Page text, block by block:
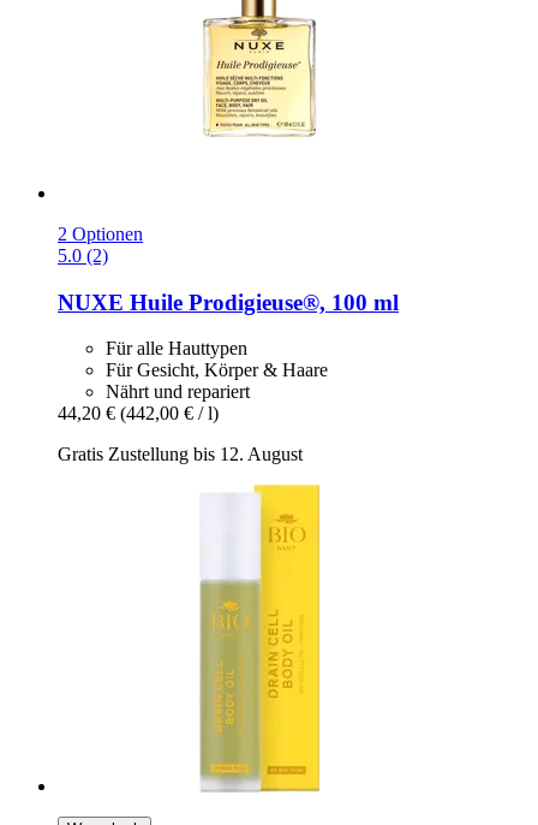
2 Optionen
5.0 (2)
NUXE Huile Prodigieuse®, 100 ml
Für alle Hauttypen
Für Gesicht, Körper & Haare
Nährt und repariert
44,20 € (442,00 € / l)
Gratis Zustellung bis 12. August